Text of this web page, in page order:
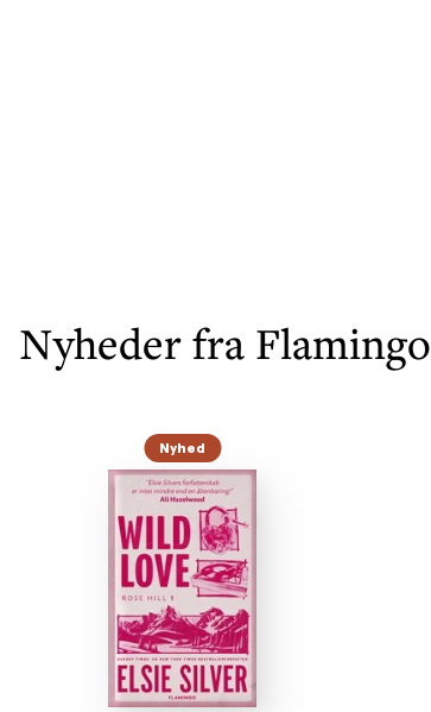
Nyheder fra Flamingo
Nyhed